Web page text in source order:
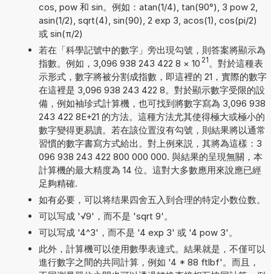
cos, pow 和 sin。例如：atan(1/4), tan(90°), 3 pow 2,
asin(1/2), sqrt(4), sin(90), 2 exp 3, acos(1), cos(pi/2)
或 sin(π/2)
若在「科學記號中的數字」旁出現勾號，則答案將顯示為
指數。例如，3,096 938 243 422 8 × 10 21 。對於這種表
示形式，數字將被分割成指數，即這裡的 21，實際的數字
在這裡是 3,096 938 243 422 8。對於顯示數字受限的設
備，例如袖珍式計算機，也可找到將數字寫為 3,096 938
243 422 8E+21 的方法。這種方法尤其使得極大或極小的
數字變得更易讀。若在該位置沒有勾號，則結果將以通常
習慣的數字書寫方式給出。對上例來説，其將為這樣：3
096 938 243 422 800 000 000. 與結果的呈現無關，本
計算機的最大精度為 14 位。這對大多數應用來說應已經
足夠精確.
如有必要，可以将结果四舍五入到合理的特定小数位数。
可以写成 '√9'，而不是 'sqrt 9'。
可以写成 '4^3'，而不是 '4 exp 3' 或 '4 pow 3'。
此外，計算機可以使用數學表達式。結果就是，不僅可以
進行數字之間的共同計算，例如 '4 * 88 ftlbf'。而且，